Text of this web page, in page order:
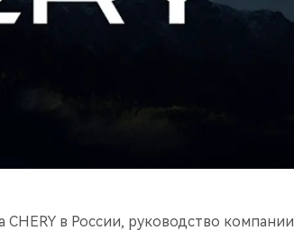
в России, руководство компании